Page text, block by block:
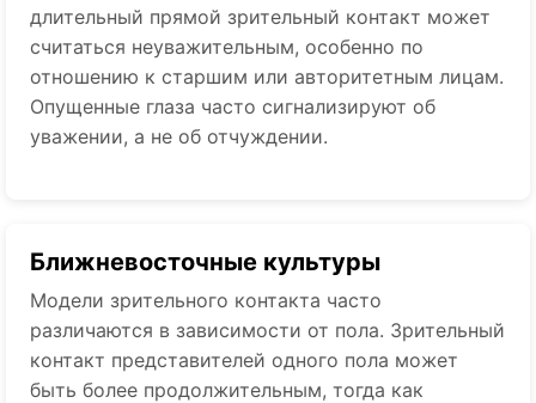
длительный прямой зрительный контакт может
считаться неуважительным, особенно по
отношению к старшим или авторитетным лицам.
Опущенные глаза часто сигнализируют об
уважении, а не об отчуждении.
Ближневосточные культуры
Модели зрительного контакта часто
различаются в зависимости от пола. Зрительный
контакт представителей одного пола может
быть более продолжительным, тогда как